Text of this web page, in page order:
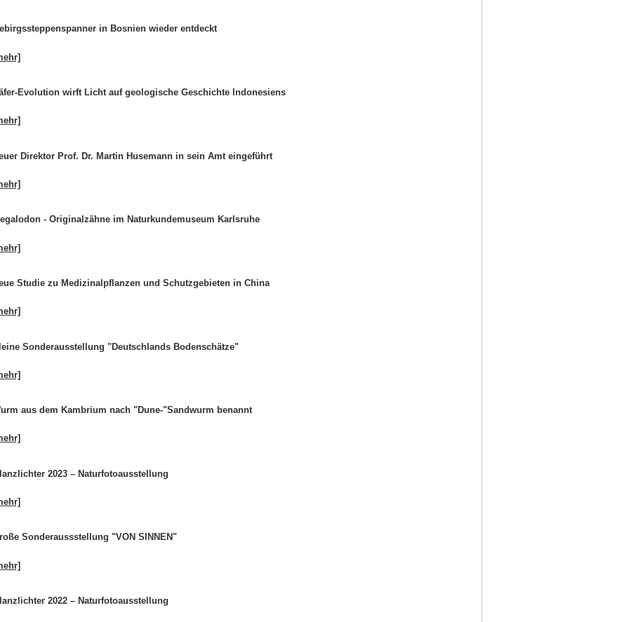
in Bosnien wieder entdeckt
Evolution wirft Licht auf geologische Geschichte Indonesiens
Direktor Prof. Dr. Martin Husemann in sein Amt eingeführt
- Originalzähne im Naturkundemuseum Karlsruhe
Studie zu Medizinalpflanzen und Schutzgebieten in China
Sonderausstellung "Deutschlands Bodenschätze"
aus dem Kambrium nach "Dune-"Sandwurm benannt
2023 – Naturfotoausstellung
Sonderaussstellung "VON SINNEN"
2022 – Naturfotoausstellung